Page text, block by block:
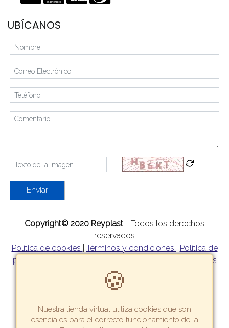
UBÍCANOS
Enviar
Copyright© 2020 Reyplast - Todos los derechos
reservados
Política de cookies
Términos y condiciones
Política de
privacidad
Formas
Tarifas y zonas de reparto
🍪
Nuestra tienda virtual utiliza cookies que son
esenciales para el correcto funcionamiento de la